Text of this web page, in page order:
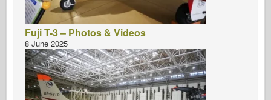
Fuji T-3 – Photos & Videos
8 June 2025